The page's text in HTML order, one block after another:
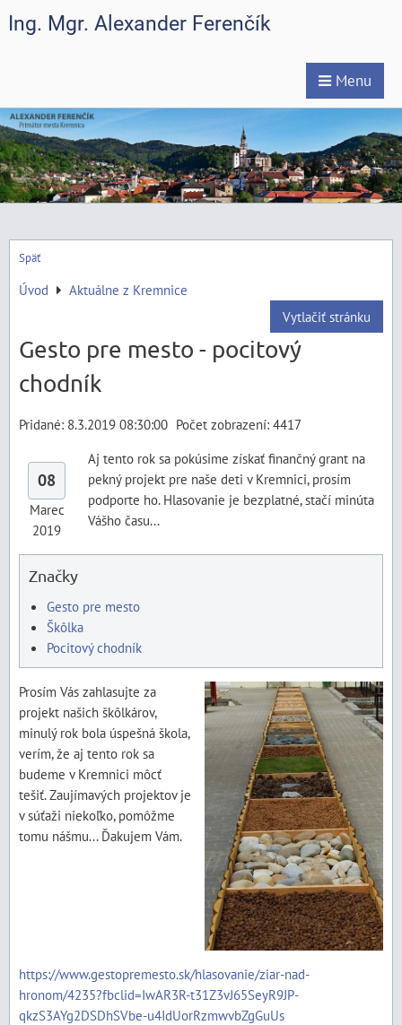
Ing. Mgr. Alexander Ferenčík
Menu
Späť
Úvod
Aktuálne z Kremnice
Vytlačiť stránku
Gesto pre mesto - pocitový
chodník
Pridané: 8.3.2019 08:30:00 Počet zobrazení: 4417
08
Marec
2019
Značky
Gesto pre mesto
Škôlka
Pocitový chodník
Aj tento rok sa pokúsime získať finančný grant na
pekný projekt pre naše deti v Kremnici, prosím
podporte ho. Hlasovanie je bezplatné, stačí minúta
Vášho času...
Prosím Vás zahlasujte za
projekt našich škôlkárov,
minulý rok bola úspešná škola,
verím, že aj tento rok sa
budeme v Kremnici môcť
tešiť. Zaujímavých projektov je
v súťaži niekoľko, pomôžme
tomu nášmu... Ďakujem Vám.
https://www.gestopremesto.sk/hlasovanie/ziar-nad-
hronom/4235?fbclid=IwAR3R-t31Z3vJ65SeyR9JP-
qkzS3AYg2DSDhSVbe-u4IdUorRzmwvbZgGuUs